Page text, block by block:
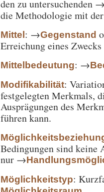
den zu untersuchenden
die Methodologie mit
Mittel: →Gegenstand
Erreichung eines
Mittelbedeutung: →
Modifikabilität:
festgelegten Merkmals,
Ausprägungen des
führen kann.
Bedingungen sind keine
nur →
Möglichkeitstyp: